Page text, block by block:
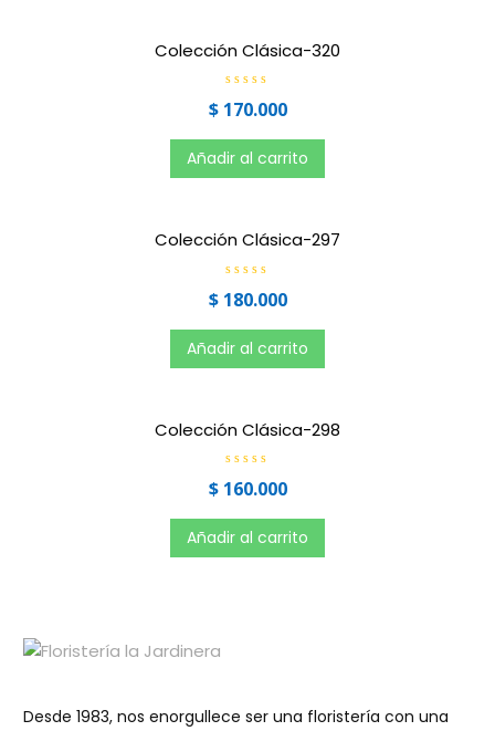
d
5
Colección Clásica-320
V
a
o
r
a
d
d
5
$170.000
Añadir al carrito
Colección Clásica-297
V
a
o
r
a
d
d
5
$180.000
Añadir al carrito
Colección Clásica-298
V
a
o
r
a
d
$160.000
Añadir al carrito
Desde 1983, nos enorgullece ser una floristería con una